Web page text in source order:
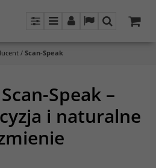
PanelMenuPanel LangSzukaj
/ Scan-Speak
Speak –
i naturalne